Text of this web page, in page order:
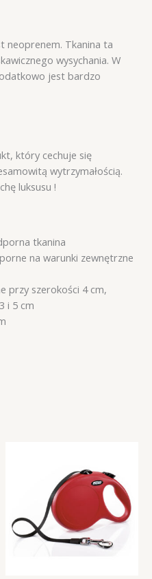
neoprenem. Tkanina ta
wysychania. W
jest bardzo
który cechuje się
wytrzymałością.
luksusu !
tkanina
na warunki zewnętrzne
przy szerokości 4 cm,
i 5 cm